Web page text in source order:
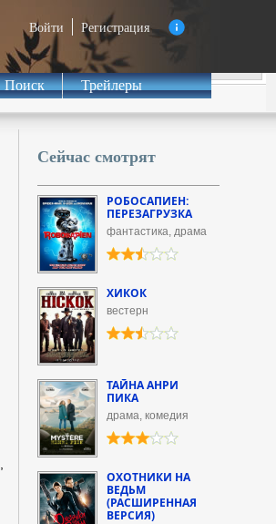
Войти Регистрация
Поиск Трейлеры
Сейчас смотрят
РОБОСАПИЕН:
ПЕРЕЗАГРУЗКА
фантастика, драма
ХИКОК
вестерн
ТАЙНА АНРИ
ПИКА
драма, комедия
ОХОТНИКИ НА
ВЕДЬМ
(РАСШИРЕННАЯ
ВЕРСИЯ)